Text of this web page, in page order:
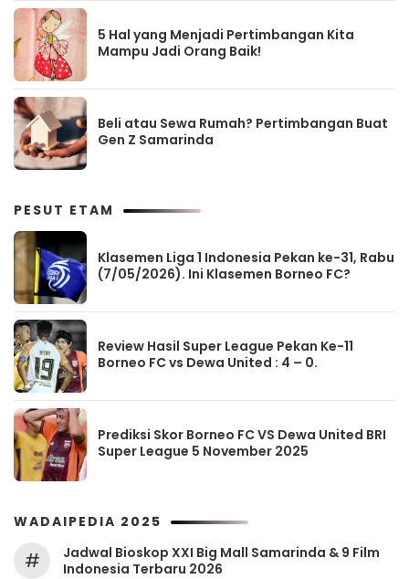
5 Hal yang Menjadi Pertimbangan Kita
Mampu Jadi Orang Baik!
Beli atau Sewa Rumah? Pertimbangan Buat
Gen Z Samarinda
PESUT ETAM
Klasemen Liga 1 Indonesia Pekan ke-31, Rabu
(7/05/2026). Ini Klasemen Borneo FC?
Review Hasil Super League Pekan Ke-11
Borneo FC vs Dewa United : 4 – 0.
Prediksi Skor Borneo FC VS Dewa United BRI
Super League 5 November 2025
WADAIPEDIA 2025
#
Jadwal Bioskop XXI Big Mall Samarinda & 9 Film
Indonesia Terbaru 2026